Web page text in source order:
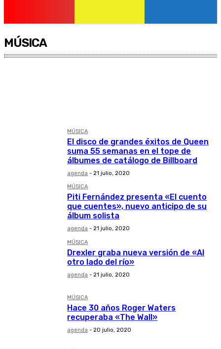
MÚSICA
MÚSICA
El disco de grandes éxitos de Queen
suma 55 semanas en el tope de
álbumes de catálogo de Billboard
agenda - 21 julio, 2020
MÚSICA
Piti Fernández presenta «El cuento
que cuentes», nuevo anticipo de su
álbum solista
agenda - 21 julio, 2020
MÚSICA
Drexler graba nueva versión de «Al
otro lado del río»
agenda - 21 julio, 2020
MÚSICA
Hace 30 años Roger Waters
recuperaba «The Wall»
agenda - 20 julio, 2020